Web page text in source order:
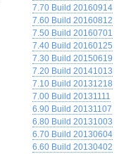
7.70 Build 20160914
7.60 Build 20160812
7.50 Build 20160701
7.40 Build 20160125
7.30 Build 20150619
7.20 Build 20141013
7.10 Build 20131218
7.00 Build 20131111
6.90 Build 20131107
6.80 Build 20131003
6.70 Build 20130604
6.60 Build 20130402